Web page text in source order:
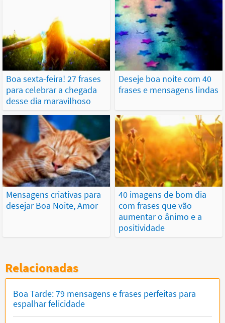
Boa sexta-feira! 27 frases
para celebrar a chegada
desse dia maravilhoso
Deseje boa noite com 40
frases e mensagens lindas
Mensagens criativas para
desejar Boa Noite, Amor
40 imagens de bom dia
com frases que vão
aumentar o ânimo e a
positividade
Relacionadas
Boa Tarde: 79 mensagens e frases perfeitas para
espalhar felicidade